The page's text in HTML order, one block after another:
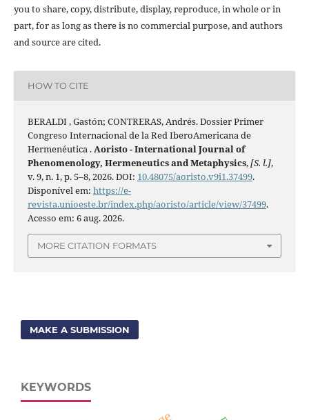
you to share, copy, distribute, display, reproduce, in whole or in
part, for as long as there is no commercial purpose, and authors
and source are cited.
HOW TO CITE
BERALDI , Gastón; CONTRERAS, Andrés. Dossier Primer
Congreso Internacional de la Red IberoAmericana de
Hermenéutica .Aoristo - International Journal of
Phenomenology, Hermeneutics and Metaphysics,[S. l.],
v. 9, n. 1, p. 5–8, 2026. DOI: 10.48075/aoristo.v9i1.37499.
Disponível em: https://e-
revista.unioeste.br/index.php/aoristo/article/view/37499.
Acesso em: 6 aug. 2026.
MORE CITATION FORMATS
MAKE A SUBMISSION
KEYWORDS